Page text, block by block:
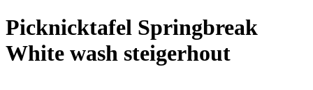
Picknicktafel Springbreak
White wash steigerhout